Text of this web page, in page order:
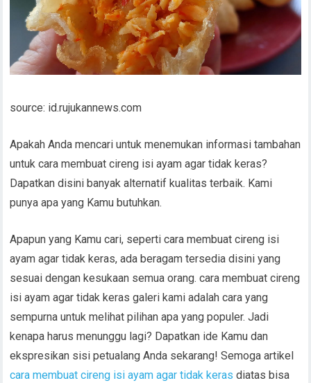
source: id.rujukannews.com
Apakah Anda mencari untuk menemukan informasi tambahan
untuk cara membuat cireng isi ayam agar tidak keras?
Dapatkan disini banyak alternatif kualitas terbaik. Kami
punya apa yang Kamu butuhkan.
Apapun yang Kamu cari, seperti cara membuat cireng isi
ayam agar tidak keras, ada beragam tersedia disini yang
sesuai dengan kesukaan semua orang. cara membuat cireng
isi ayam agar tidak keras galeri kami adalah cara yang
sempurna untuk melihat pilihan apa yang populer. Jadi
kenapa harus menunggu lagi? Dapatkan ide Kamu dan
ekspresikan sisi petualang Anda sekarang! Semoga artikel
cara membuat cireng isi ayam agar tidak kerasdiatas bisa